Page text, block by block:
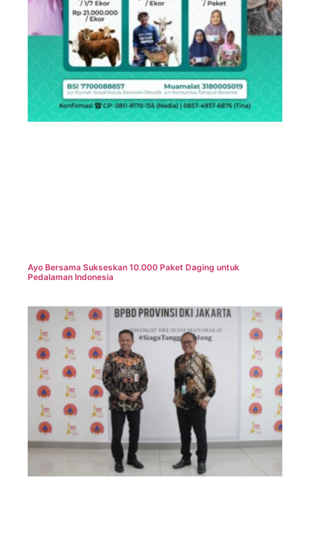
Ayo Bersama Sukseskan 10.000 Paket Daging untuk
Pedalaman Indonesia